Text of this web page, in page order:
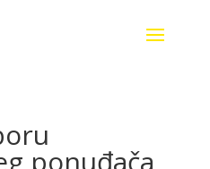
ponuđača